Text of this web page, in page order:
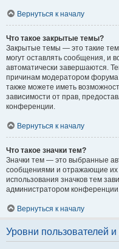
Вернуться к началу
Что такое закрытые темы?
Закрытые темы — это такие
могут оставлять сообщения, и
автоматически завершаются.
причинам модератором
также можете иметь
зависимости от прав,
конференции.
Вернуться к началу
Что такое значки тем?
Значки тем — это выбранные
сообщениями и отражающие их
использования значков тем
администратором
Вернуться к началу
Уровни пользователей и